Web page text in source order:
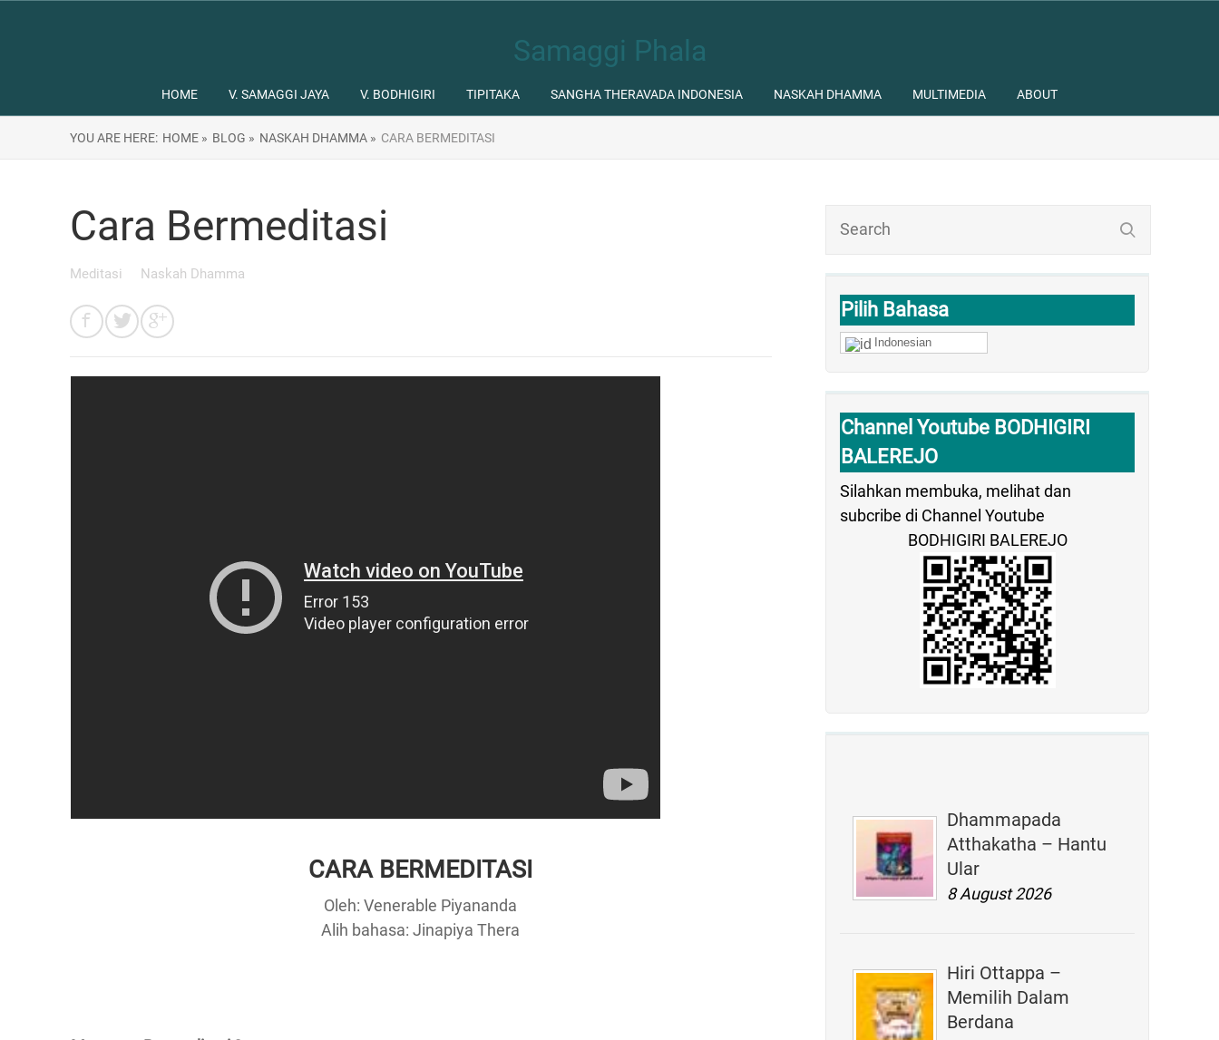
Samaggi Phala
HOME V. SAMAGGI JAYA V. BODHIGIRI TIPITAKA SANGHA THERAVADA INDONESIA NASKAH DHAMMA MULTIMEDIA ABOUT
YOU ARE HERE: HOME » BLOG » NASKAH DHAMMA » CARA BERMEDITASI
Pilih Bahasa
Indonesian
Channel Youtube BODHIGIRI
BALEREJO
Silahkan membuka, melihat dan
subcribe di Channel Youtube
BODHIGIRI BALEREJO
Dhammapada
Atthakatha – Hantu
Ular
8 August 2026
Hiri Ottappa –
Memilih Dalam
Berdana
Cara Bermeditasi
Meditasi Naskah Dhamma
CARA BERMEDITASI
Oleh: Venerable Piyananda
Alih bahasa: Jinapiya Thera